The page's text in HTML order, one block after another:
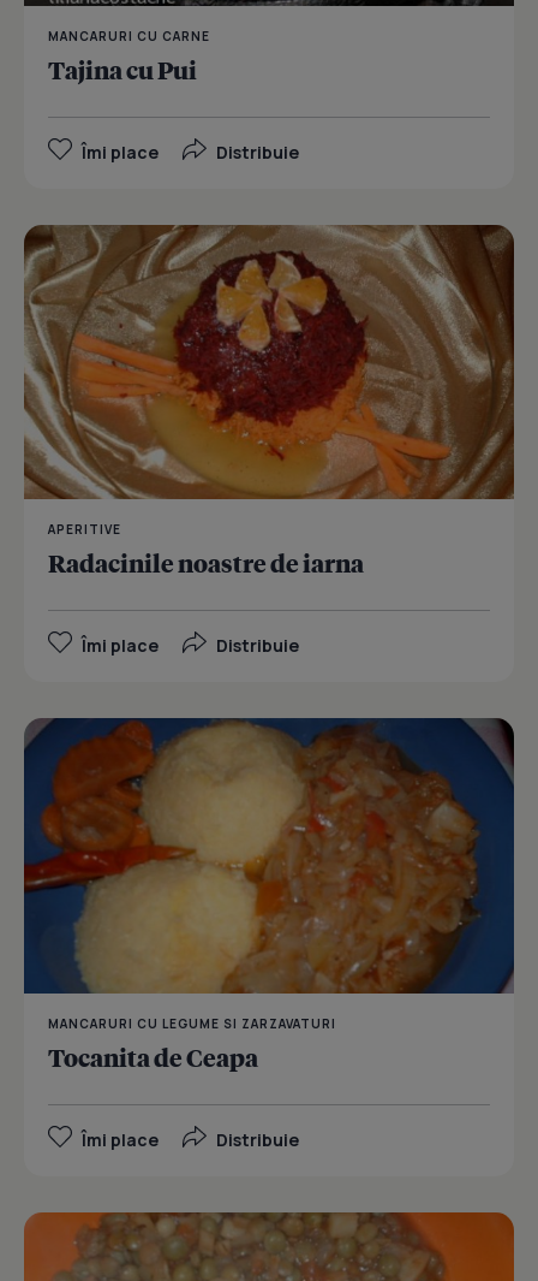
MANCARURI CU CARNE
Tajina cu Pui
Îmi place Distribuie
APERITIVE
Radacinile noastre de iarna
Îmi place Distribuie
MANCARURI CU LEGUME SI ZARZAVATURI
Tocanita de Ceapa
Îmi place Distribuie